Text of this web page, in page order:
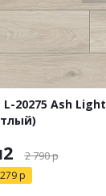
20275 Ash Light
2 790р
279 р